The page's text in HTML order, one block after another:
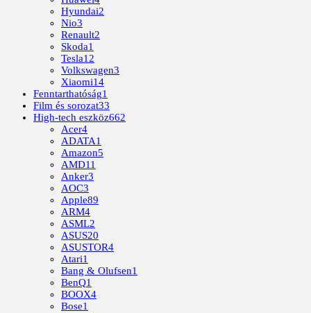
Hyundai2
Nio3
Renault2
Skoda1
Tesla12
Volkswagen3
Xiaomi14
Fenntarthatóság1
Film és sorozat33
High-tech eszköz662
Acer4
ADATA1
Amazon5
AMD11
Anker3
AOC3
Apple89
ARM4
ASML2
ASUS20
ASUSTOR4
Atari1
Bang & Olufsen1
BenQ1
BOOX4
Bose1